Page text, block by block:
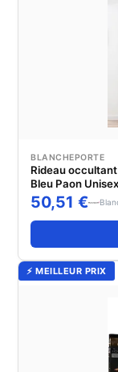
BLANCHEPORTE
Rideau
Bleu Paon Unisex
50,51 €
⚡ MEILLEUR PRIX